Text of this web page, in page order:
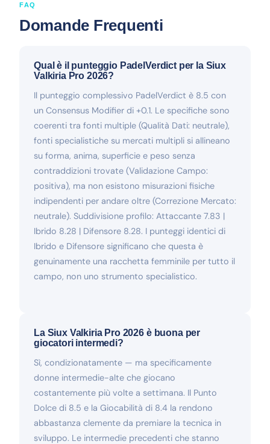
FAQ
Domande Frequenti
Qual è il punteggio PadelVerdict per la Siux
Valkiria Pro 2026?
Il punteggio complessivo PadelVerdict è 8.5 con
un Consensus Modifier di +0.1. Le specifiche sono
coerenti tra fonti multiple (Qualità Dati: neutrale),
fonti specialistiche su mercati multipli si allineano
su forma, anima, superficie e peso senza
contraddizioni trovate (Validazione Campo:
positiva), ma non esistono misurazioni fisiche
indipendenti per andare oltre (Correzione Mercato:
neutrale). Suddivisione profilo: Attaccante 7.83 |
Ibrido 8.28 | Difensore 8.28. I punteggi identici di
Ibrido e Difensore significano che questa è
genuinamente una racchetta femminile per tutto il
campo, non uno strumento specialistico.
La Siux Valkiria Pro 2026 è buona per
giocatori intermedi?
Sì, condizionatamente — ma specificamente
donne intermedie-alte che giocano
costantemente più volte a settimana. Il Punto
Dolce di 8.5 e la Giocabilità di 8.4 la rendono
abbastanza clemente da premiare la tecnica in
sviluppo. Le intermedie precedenti che stanno